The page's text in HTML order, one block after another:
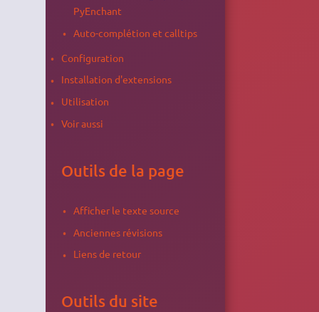
PyEnchant
Auto-complétion et calltips
Configuration
Installation d'extensions
Utilisation
Voir aussi
Outils de la page
Afficher le texte source
Anciennes révisions
Liens de retour
Outils du site